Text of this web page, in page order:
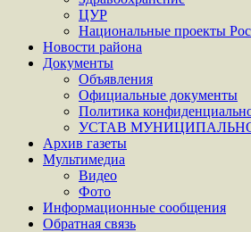
ЦУР
Национальные проекты
Новости района
Документы
Объявления
Официальные документы
Политика
УСТАВ
Архив газеты
Мультимедиа
Видео
Фото
Информационные сообщения
Обратная связь